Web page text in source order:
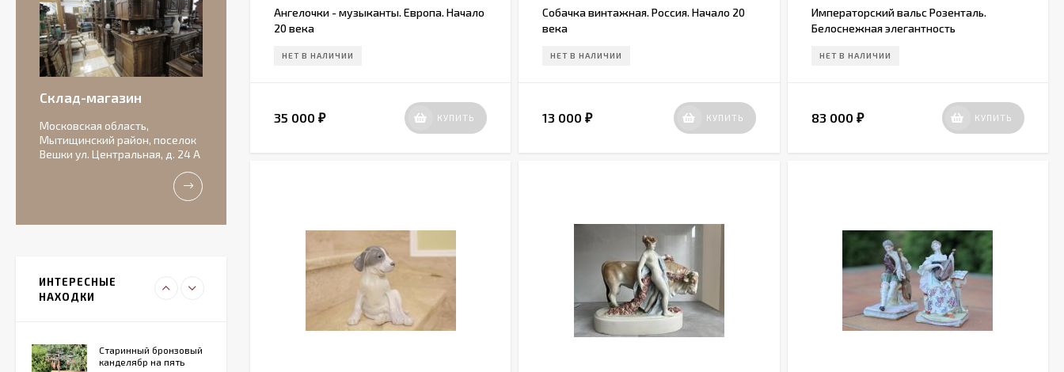
Ангелочки - музыканты. Европа. Начало
20 века
НЕТ В НАЛИЧИИ
35 000 ₽ КУПИТЬ
Собачка винтажная. Россия. Начало 20
века
НЕТ В НАЛИЧИИ
13 000₽ КУПИТЬ
Императорский вальс Розенталь.
Белоснежная элегантность
НЕТ В НАЛИЧИИ
83 000 ₽ КУПИТЬ
Склад-магазин
Московская область,
Мытищинский район, поселок
Вешки ул. Центральная, д. 24 А
ИНТЕРЕСНЫЕ
НАХОДКИ
Антикварная
бисквитная
композиция с
156 000
Очаровательные
Идеальное состояние.
светильник
27 000
Старинный бронзовый
канделябр на пять